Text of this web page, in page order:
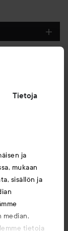
Tietoja
ja
mukaan
sisällön ja
median,
tietoja